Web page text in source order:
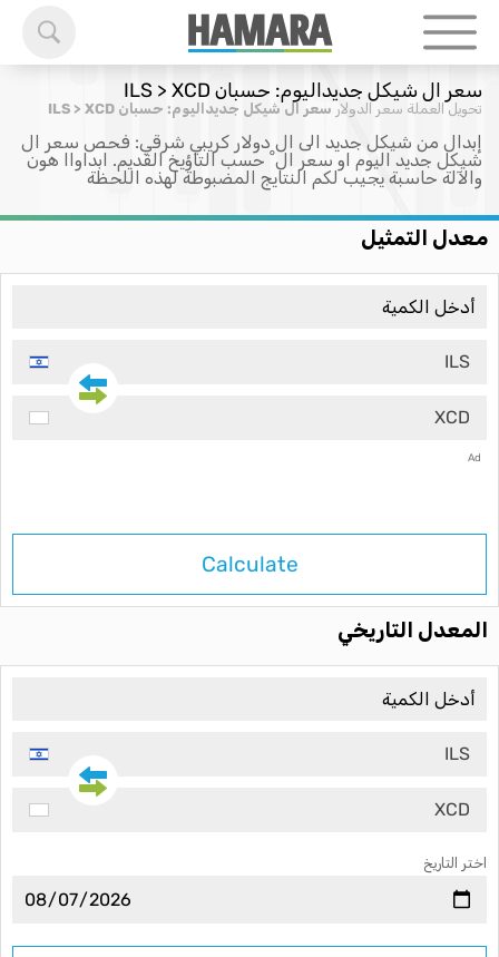
سعر ال شيكل جديداليوم: حسبان ILS > XCD
تحويل العملة سعر الدولار سعر ال شيكل جديداليوم: حسبان ILS > XCD
إبدال من شيكل جديد الى ال دولار كريبي شرقي: فحص سعر ال
شيكل جديد اليوم او سعر ال ْ حسب التاؤيخ القديم. ابداواا هون
والآلة حاسبة يجيب لكم النتايج المضبوطة لهذه اللحظة
معدل التمثيل
ILS
XCD
Ad
Calculate
المعدل التاريخي
ILS
XCD
اختر التاريخ